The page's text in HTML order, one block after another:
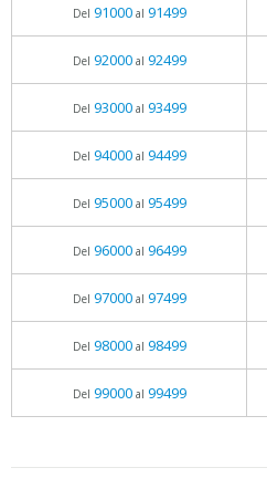
Del 91000al 91499
Del 92000al 92499
Del 93000al 93499
Del 94000al 94499
Del 95000al 95499
Del 96000al 96499
Del 97000al 97499
Del 98000al 98499
Del 99000al 99499